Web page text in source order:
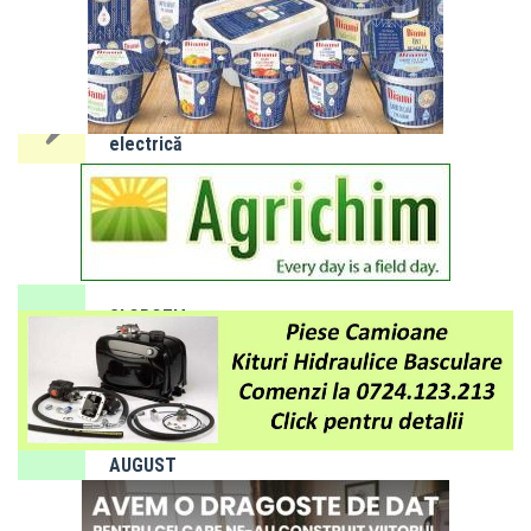
IALOMIȚA:
Întreruperi
programate
energie
electrică
10 - 14
august
2026
SLOBOZIA:
Program
de gardă
farmacii -
luna
AUGUST